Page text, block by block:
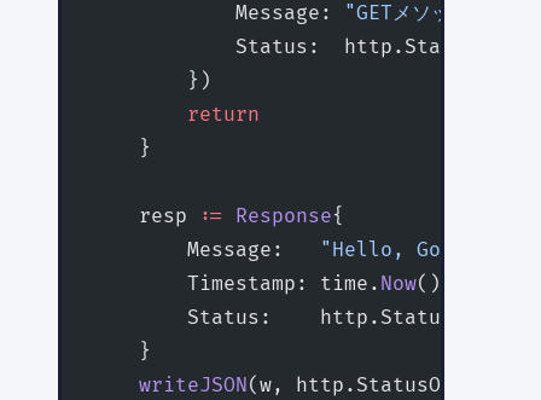
            Message:
"GETメソッドのみ許
Status:
        })
        return
    }
    resp
:= Response{
        Message:
"Hello, Go Web
        Timestamp: time.
Now(),
        Status:    http.StatusOK,
    }
    writeJSON
(w, http.StatusOK, resp)